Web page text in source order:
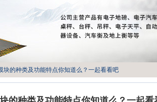
块的种类及功能特点你知道么？一起看看吧